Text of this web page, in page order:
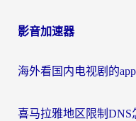
影音加速器